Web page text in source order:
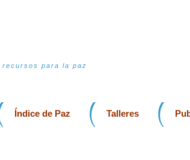
para la paz
Índice de Paz Talleres